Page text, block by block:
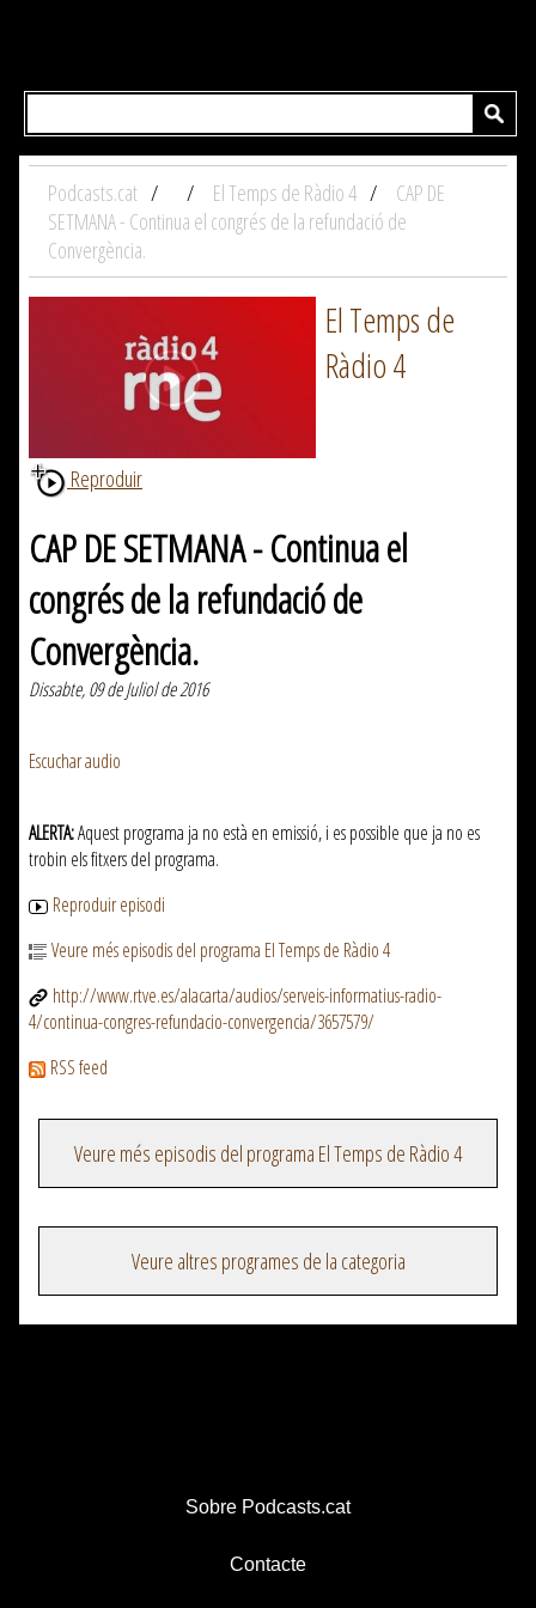
Podcasts.cat El Temps de Ràdio 4
CAP DE
SETMANA - Continua el congrés de la refundació de
Convergència.
El Temps de
Ràdio 4
Reproduir
CAP DE SETMANA - Continua el
congrés de la refundació de
Convergència.
Dissabte, 09 de Juliol de 2016
Escuchar audio
ALERTA:Aquest programa ja no està en emissió, i es possible que ja no es
trobin els fitxers del programa.
Reproduir episodi
Veure més episodis del programa El Temps de Ràdio 4
http://www.rtve.es/alacarta/audios/serveis-informatius-radio-
4/continua-congres-refundacio-convergencia/3657579/
RSS feed
Veure més episodis del programa El Temps de Ràdio 4
Veure altres programes de la categoria
Sobre Podcasts.cat
Contacte